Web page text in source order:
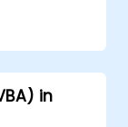
in staat
taken
in